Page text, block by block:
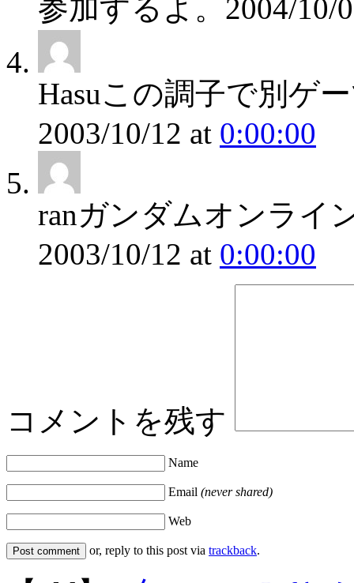
参加するよ。 2004/10/
Hasuこの調子で別ゲ
2003/10/12 at 0:00:00
ranガンダムオンライ
2003/10/12 at 0:00:00
コメントを残す
Name
Email (never shared)
Web
or, reply to this post via trackback.